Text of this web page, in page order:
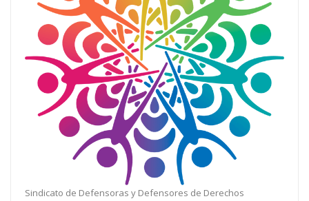
Sindicato de Defensoras y Defensores de Derechos